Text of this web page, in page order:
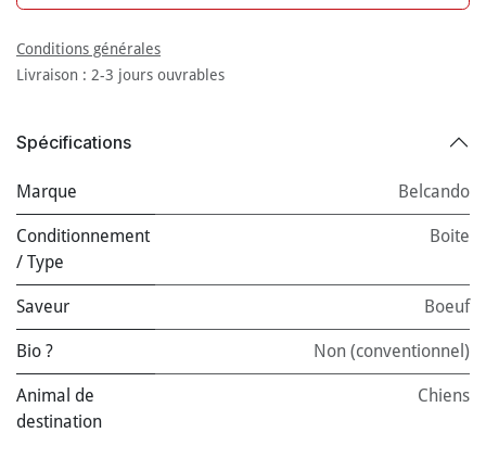
Conditions générales
Livraison : 2-3 jours ouvrables
Spécifications
Marque Belcando
Conditionnement
/ Type
Boite
Saveur Boeuf
Bio ? Non (conventionnel)
Animal de
destination
Chiens